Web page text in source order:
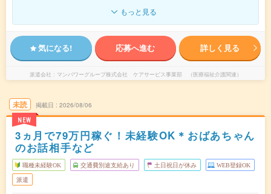
もっと見る
気になる! 応募へ進む 詳しく見る
派遣会社 マンパワーグループ株式会社 ケアサービス事業部 （医療福祉介護関連）
未読
NEW
掲載日 2026/08/06
3ヵ月で79万円稼ぐ！未経験OK＊おばあちゃん
のお話相手など
職種未経験OK 交通費別途支給あり 土日祝日が休み WEB登録OK
派遣